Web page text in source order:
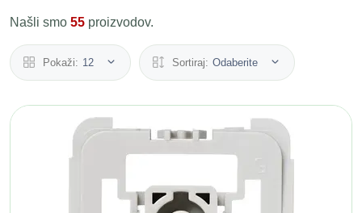
Našli smo 55 proizvodov.
Pokaži: 12 Sortiraj: Odaberite